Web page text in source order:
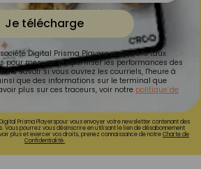
Je télécharge
Digital Prisma Players analyse le taux
pour mesurer et optimiser les performances des
savoir si vous ouvrez les courriels, l'heure à
que des informations sur le terminal que
plus sur ces traceurs, voir notre politique de
Prisma Playerspour vous envoyer votre newsletter contenant des
Vous pourrez vous désinscrire en utilisant le lien de désabonnement
plus et exercer vos droits, prenez connaissance de notreCharte de
Confidentialité.